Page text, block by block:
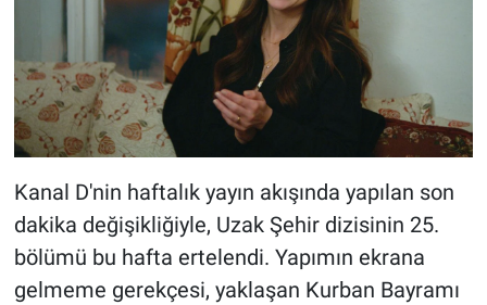
Kanal D'nin haftalık yayın akışında yapılan son
dakika değişikliğiyle, Uzak Şehir dizisinin 25.
bölümü bu hafta ertelendi. Yapımın ekrana
gelmeme gerekçesi, yaklaşan Kurban Bayramı